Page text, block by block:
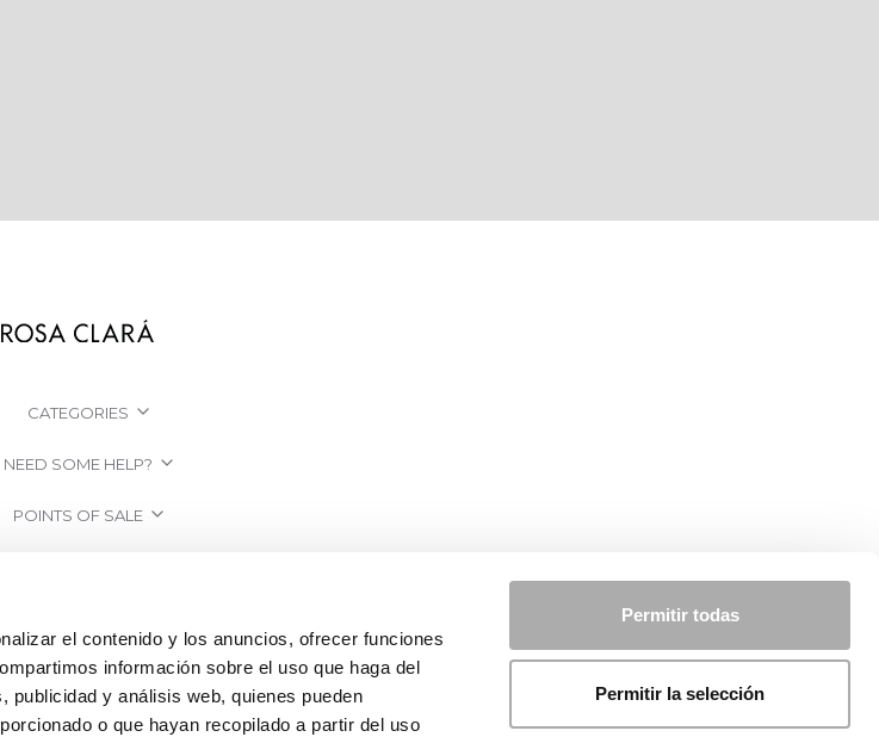
el contenido y los anuncios, ofrecer funciones
información sobre el uso que haga del
y análisis web, quienes pueden
o que hayan recopilado a partir del uso
Permitir todas
Permitir la selección
CATEGORIES
NEED SOME HELP?
POINTS OF SALE